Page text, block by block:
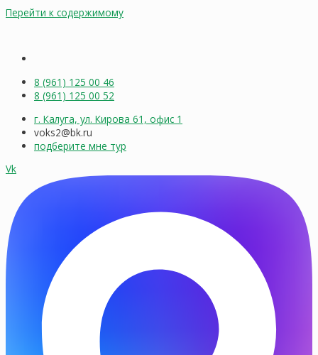
Перейти к содержимому
8 (961) 125 00 46
8 (961) 125 00 52
г. Калуга, ул. Кирова 61, офис 1
voks2@bk.ru
подберите мне тур
Vk